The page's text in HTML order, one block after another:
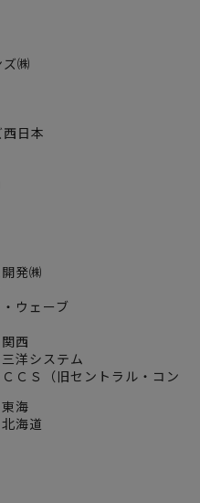
㈱
西日本
発㈱
ウェーブ
西
洋システム
ＣＳ（旧セントラル・コン
海
海道